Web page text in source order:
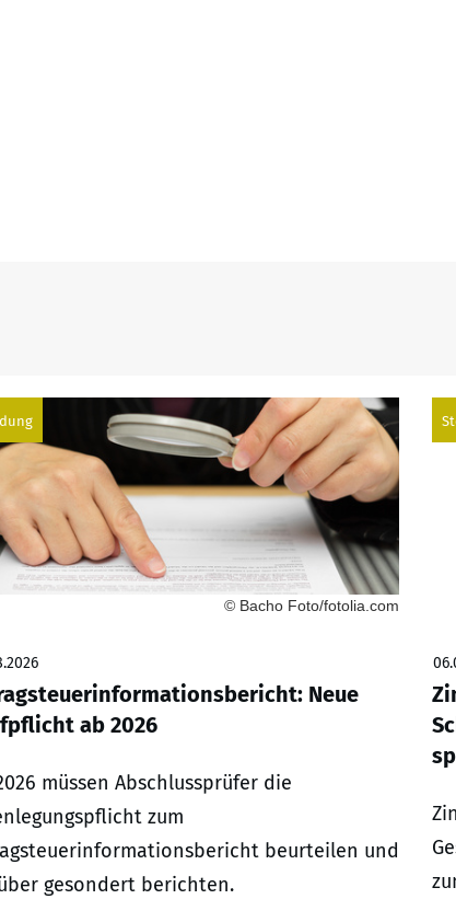
© Bacho Foto/fotolia.com
Neue
ab 2026
müssen Abschlussprüfer die
zum
beurteilen und
gesondert berichten.